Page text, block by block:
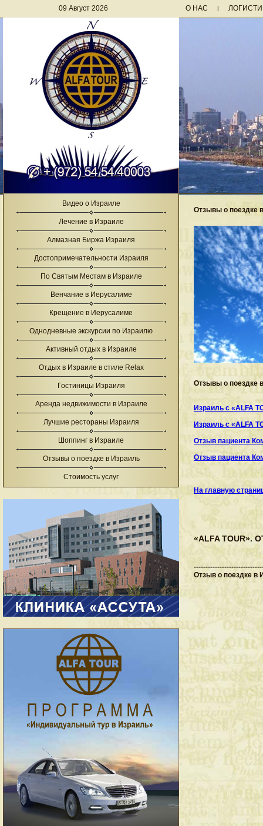
09 Август 2026 О НАС |
Видео о Израиле
Лечение в Израиле
Алмазная Биржа Израиля
Достопримечательности Израиля
По Святым Местам в Израиле
Венчание в Иерусалиме
Крещение в Иерусалиме
Однодневные экскурсии по Израилю
Активный отдых в Израиле
Отдых в Израиле в стиле Relax
Гостиницы Израиля
Аренда недвижимости в Израиле
Лучшие рестораны Израиля
Шоппинг в Израиле
Отзывы о поездке в Израиль
Стоимость услуг
Отзывы о поездке
Отзывы о поездке
Израиль с «ALFA
Израиль с «ALFA
Отзыв пациента
Отзыв пациента
На главную
«ALFA
Отзыв о поездке в